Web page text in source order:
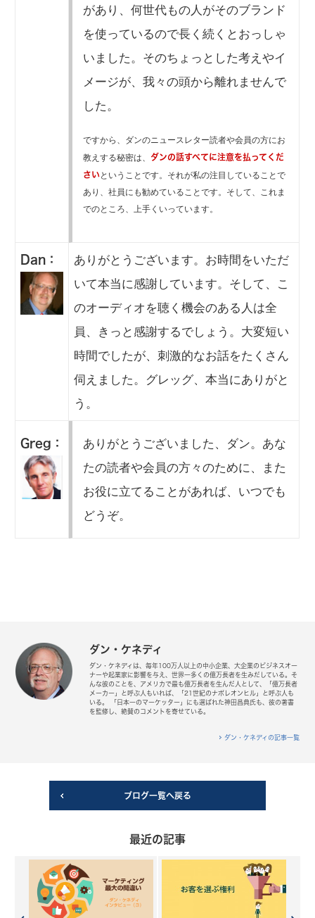
があり、何世代もの人がそのブランド
を使っているので長く続くとおっしゃ
いました。そのちょっとした考えやイ
メージが、我々の頭から離れませんで
した。
ですから、ダンのニュースレター読者や会員の方にお
教えする秘密は、
ダンの話すべてに注意を払ってくだ
さいということです。それが私の注目していることで
あり、社員にも勧めていることです。そして、これま
でのところ、上手くいっています。
Dan：
ありがとうございます。お時間をいただ
いて本当に感謝しています。そして、こ
のオーディオを聴く機会のある人は全
員、きっと感謝するでしょう。大変短い
時間でしたが、刺激的なお話をたくさん
伺えました。グレッグ、本当にありがと
う。
Greg：
ありがとうございました、ダン。あな
たの読者や会員の方々のために、また
お役に立てることがあれば、いつでも
どうぞ。
ダン・ケネディ
ダン・ケネディは、毎年100万人以上の中小企業、大企業のビジネスオー
ナーや起業家に影響を与え、世界一多くの億万長者を生みだしている。そ
んな彼のことを、アメリカで最も億万長者を生んだ人として、「億万長者
メーカー」と呼ぶ人もいれば、「21世紀のナポレオンヒル」と呼ぶ人も
いる。 「日本一のマーケッター」にも選ばれた神田昌典氏も、彼の著書
を監修し、絶賛のコメントを寄せている。
ダン・ケネディの記事一覧
ブログ一覧へ戻る
最近の記事